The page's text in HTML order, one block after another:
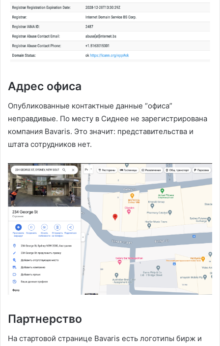
Адрес офиса
Опубликованные контактные данные “офиса”
неправдивые. По месту в Сиднее не зарегистрирована
компания Bavaris. Это значит: представительства и
штата сотрудников нет.
Партнерство
На стартовой странице Bavaris есть логотипы бирж и